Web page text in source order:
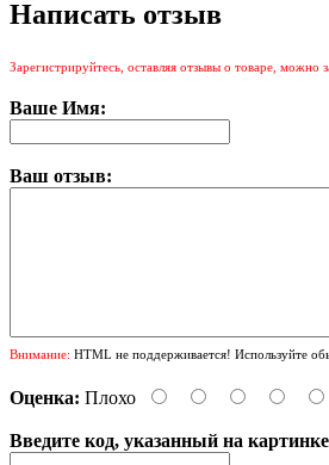
Написать отзыв
Зарегистрируйтесь, оставляя отзывы о товаре, можно
Ваше Имя:
Ваш отзыв:
Внимание: HTML не поддерживается! Используйте
Оценка: Плохо
Введите код, указанный на